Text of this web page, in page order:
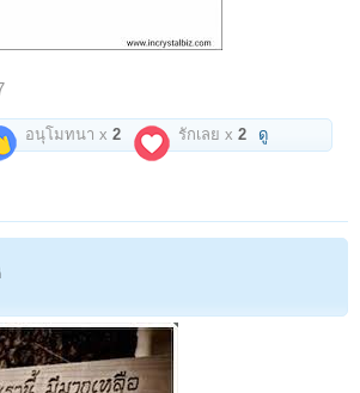
อนุโมทนา x2 รักเลย x2 ดู